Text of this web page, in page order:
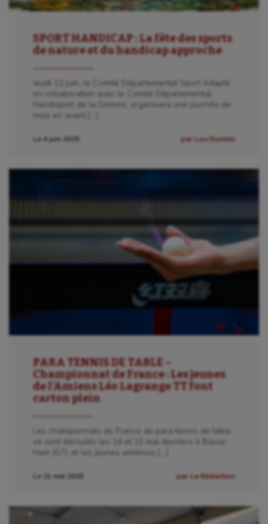
SPORT HANDICAP : La fête des sports
de nature et du handicap approche
Jeudi 12 juin, le Comité Départemental Sport Adapté,
en collaboration avec le Comité Départemental
Handisport de la Somme, organisera une journée de
mise en avant […]
Le 4 juin 2025 par Lou Duminil
PARA TENNIS DE TABLE –
Championnat de France : Les jeunes
de l’Amiens Léo Lagrange TT font
carton plein
Les championnats de France de para tennis de table
se sont déroulés les 14 et 15 mai derniers à Basse-
Ham (57), et les jeunes amiénois […]
Le 21 mai 2025 par La Rédaction